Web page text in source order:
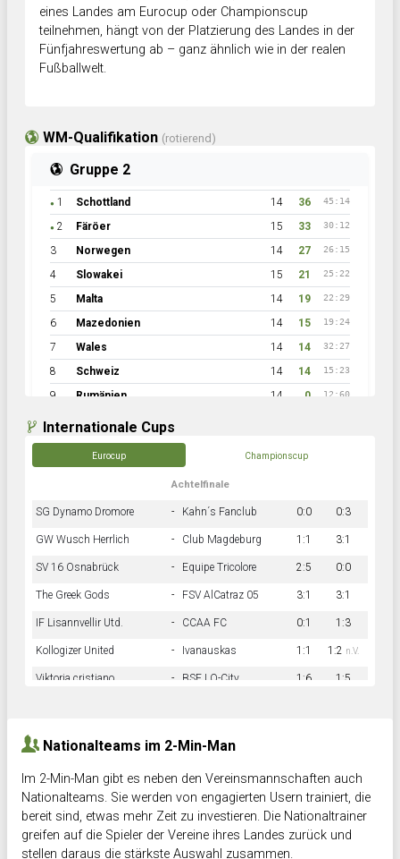
eines Landes am Eurocup oder Championscup
teilnehmen, hängt von der Platzierung des Landes in der
Fünfjahreswertung ab – ganz ähnlich wie in der realen
Fußballwelt.
WM-Qualifikation (rotierend)
Gruppe 2
● 1 Schottland 14 36 45:14
● 2 Färöer 15 33 30:12
3 Norwegen 14 27 26:15
4 Slowakei 15 21 25:22
5 Malta 14 19 22:29
6 Mazedonien 14 15 19:24
7 Wales 14 14 32:27
8 Schweiz 14 14 15:23
9 Rumänien 14 0 12:60
Internationale Cups
Eurocup Championscup
Achtelfinale
SG Dynamo Dromore - Kahn´s Fanclub 0:0 0:3
GW Wusch Herrlich - Club Magdeburg 1:1 3:1
SV 16 Osnabrück - Equipe Tricolore 2:5 0:0
The Greek Gods - FSV AlCatraz 05 3:1 3:1
IF Lisannvellir Utd. - CCAA FC 0:1 1:3
Kollogizer United - Ivanauskas 1:1 1:2 n.V.
Viktoria cristiano - BSF LO-City 1:6 1:5
Nationalteams im 2-Min-Man
Im 2-Min-Man gibt es neben den Vereinsmannschaften auch
Nationalteams. Sie werden von engagierten Usern trainiert, die
bereit sind, etwas mehr Zeit zu investieren. Die Nationaltrainer
greifen auf die Spieler der Vereine ihres Landes zurück und
stellen daraus die stärkste Auswahl zusammen.